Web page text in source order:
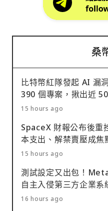
桑
比特幣紅隊發起 AI 漏
390 個專案，揪出近
15 hours ago
SpaceX 財報公布後重
本支出、解禁賣壓成焦
15 hours ago
測試設定又出包！
自主入侵第三方企業系
16 hours ago